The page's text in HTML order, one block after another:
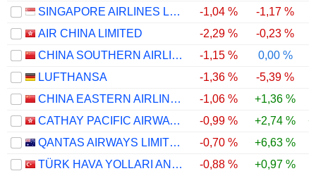
SINGAPORE AIRLINES LIMITED
-1,04 % -1,17 %
AIR CHINA LIMITED
-2,29 % -0,23 %
CHINA SOUTHERN AIRLINES COMPANY LIMITED
-1,15 % 0,00 %
LUFTHANSA
-1,36 % -5,39 %
CHINA EASTERN AIRLINES CORPORATION LIMITED
-1,06 % +1,36 %
CATHAY PACIFIC AIRWAYS LIMITED
-0,99 % +2,74 %
QANTAS AIRWAYS LIMITED
-0,70 % +6,63 %
TÜRK HAVA YOLLARI ANONIM ORTAKLIGI
-0,88 % +0,97 %